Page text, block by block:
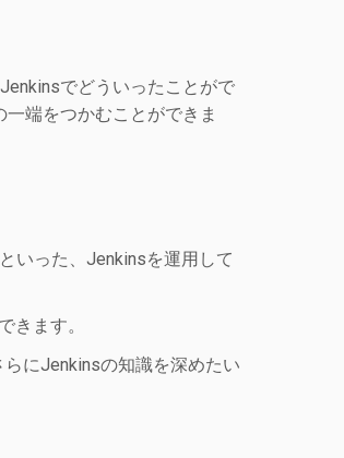
でどういったことがで
端をつかむことができま
いった、Jenkinsを運用して
きます。
にJenkinsの知識を深めたい